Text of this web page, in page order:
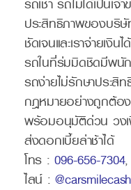
รถเช่า รถไม่ได้เป็นเ
ประสิทธิภาพของบริ
ชัดเจนและเราจ่ายเงิน
รถในที่ร่มมิดชิดมีพนั
รถง่ายไม่รักษาประสิ
กฎหมายอย่างถูกต้อ
พร้อมอนุมัติด่วน วง
ส่งดอกเบี้ยล่าช้าได้
โทร :096-656-7304,
ไลน์ :@carsmilecash